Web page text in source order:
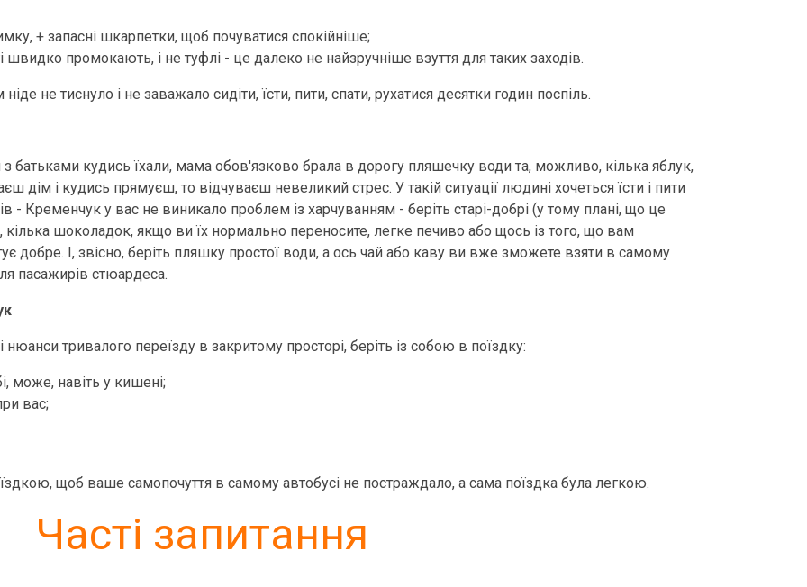
+ запасні шкарпетки, щоб почуватися спокійніше;
швидко промокають, і не туфлі - це далеко не найзручніше взуття для таких заходів.
не тиснуло і не заважало сидіти, їсти, пити, спати, рухатися десятки годин поспіль.
з батьками кудись їхали, мама обов'язково брала в дорогу пляшечку води та, можливо, кілька яблук,
дім і кудись прямуєш, то відчуваєш невеликий стрес. У такій ситуації людині хочеться їсти і пити
- Кременчук у вас не виникало проблем із харчуванням - беріть старі-добрі (у тому плані, що це
кілька шоколадок, якщо ви їх нормально переносите, легке печиво або щось із того, що вам
добре. І, звісно, беріть пляшку простої води, а ось чай або каву ви вже зможете взяти в самому
пасажирів стюардеса.
тривалого переїзду в закритому просторі, беріть із собою в поїздку:
може, навіть у кишені;
вас;
щоб ваше самопочуття в самому автобусі не постраждало, а сама поїздка була легкою.
Часті запитання